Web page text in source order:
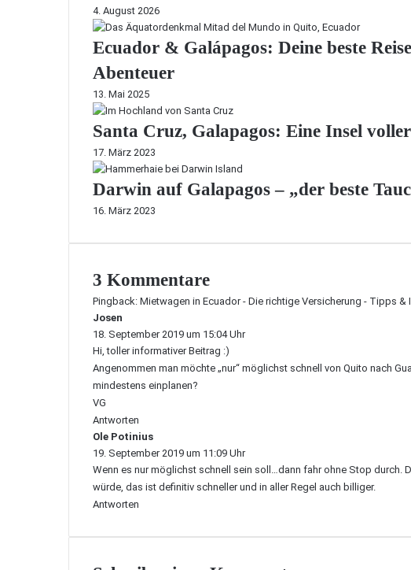
4. August 2026
Ecuador & Galápagos: Deine beste
Abenteuer
13. Mai 2025
Santa Cruz, Galapagos: Eine Insel
17. März 2023
Darwin auf Galapagos – „der beste
16. März 2023
3 Kommentare
Pingback: Mietwagen in Ecuador - Die richtige Versicherung - Tipps &
Josen
a
g
t
:
18. September 2019 um 15:04 Uhr
Hi, toller informativer Beitrag :)
Angenommen man möchte „nur“ möglichst schnell von Quito nach
mindestens einplanen?
VG
Antworten
Ole Potinius
a
g
t
19. September 2019 um 11:09 Uhr
Wenn es nur möglichst schnell sein soll…dann fahr ohne Stop durch.
würde, das ist definitiv schneller und in aller Regel auch billiger.
Antworten